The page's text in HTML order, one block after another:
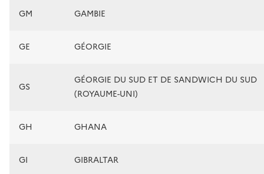
GM GAMBIE
GE GÉORGIE
GS
GÉORGIE DU SUD ET DE SANDWICH DU SUD
(ROYAUME-UNI)
GH GHANA
GI GIBRALTAR